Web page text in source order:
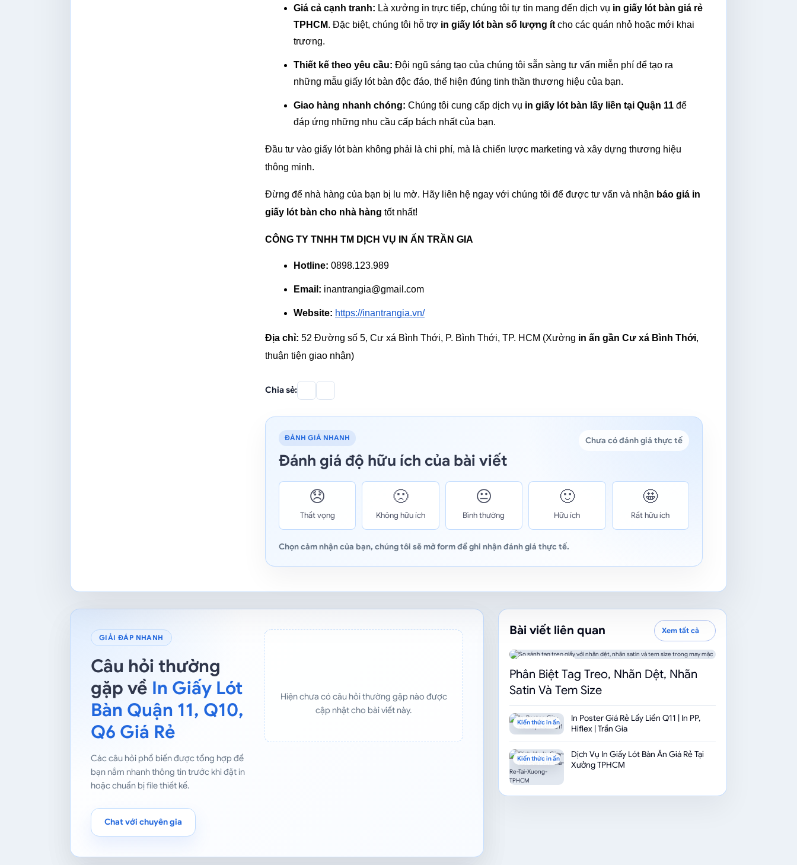
Giá cả cạnh tranh: Là xưởng in trực tiếp, chúng tôi tự tin mang đến dịch vụ in giấy lót bàn giá rẻ
TPHCM. Đặc biệt, chúng tôi hỗ trợ in giấy lót bàn số lượng ít cho các quán nhỏ hoặc mới khai
trương.
Thiết kế theo yêu cầu: Đội ngũ sáng tạo của chúng tôi sẵn sàng tư vấn miễn phí để tạo ra
những mẫu giấy lót bàn độc đáo, thể hiện đúng tinh thần thương hiệu của bạn.
Giao hàng nhanh chóng: Chúng tôi cung cấp dịch vụ in giấy lót bàn lấy liền tại Quận 11 để
đáp ứng những nhu cầu cấp bách nhất của bạn.
Đầu tư vào giấy lót bàn không phải là chi phí, mà là chiến lược marketing và xây dựng thương hiệu
thông minh.
Đừng để nhà hàng của bạn bị lu mờ. Hãy liên hệ ngay với chúng tôi để được tư vấn và nhận báo giá in
giấy lót bàn cho nhà hàng tốt nhất!
CÔNG TY TNHH TM DỊCH VỤ IN ẤN TRẦN GIA
Hotline: 0898.123.989
Email: inantrangia@gmail.com
Website: https://inantrangia.vn/
Địa chỉ: 52 Đường số 5, Cư xá Bình Thới, P. Bình Thới, TP. HCM (Xưởng in ấn gần Cư xá Bình Thới,
thuận tiện giao nhận)
Chia sẻ:
ĐÁNH GIÁ NHANH
Đánh giá độ hữu ích của bài viết
Chưa có đánh giá thực tế
😞
Thất vọng
🙁
Không hữu ích
😐
Bình thường
🙂
Hữu ích
🤩
Rất hữu ích
Chọn cảm nhận của bạn, chúng tôi sẽ mở form để ghi nhận đánh giá thực tế.
GIẢI ĐÁP NHANH
Câu hỏi thường
gặp về In Giấy Lót
Bàn Quận 11, Q10,
Q6 Giá Rẻ
Các câu hỏi phổ biến được tổng hợp để
bạn nắm nhanh thông tin trước khi đặt in
hoặc chuẩn bị file thiết kế.
Chat với chuyên gia
Hiện chưa có câu hỏi thường gặp nào được
cập nhật cho bài viết này.
Bài viết liên quan Xem tất cả
Phân Biệt Tag Treo, Nhãn Dệt, Nhãn
Satin Và Tem Size
Kiến thức in ấn
In Poster Giá Rẻ Lấy Liền Q11 | In PP,
Hiflex | Trần Gia
Kiến thức in ấn
Dịch Vụ In Giấy Lót Bàn Ăn Giá Rẻ Tại
Xưởng TPHCM